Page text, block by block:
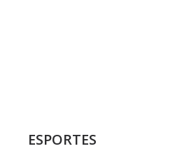
ESPORTES